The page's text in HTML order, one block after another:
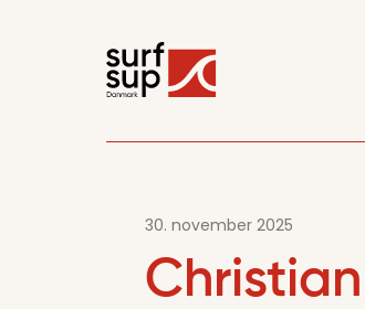
30. november 2025